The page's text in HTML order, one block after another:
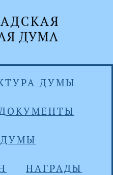
ДУМЫ
ДУМЫ
НАГРАДЫ